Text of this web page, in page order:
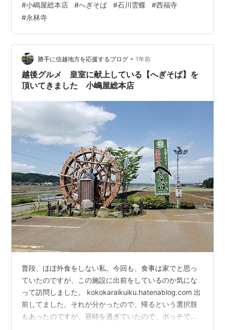
ここが第一の目的である。小嶋屋総本店のそばが大好き
なのだ。つなぎに海藻のフノリをつかい、へぎという板
にもったそばをへぎそばと言うが、ここがへぎそばの元
祖である。 １１時開店だが人気店なので１０時３５分に
やってきた。順番は５番目である。開店するとすぐに席
に案内された。 季節のメニュー。 私は定番…
#小嶋屋総本店 #へぎそば #石川雲蝶 #西福寺
#永林寺
勝手に信越地方を応援するブログ • 1年前
越後グルメ 皇室に献上している【へぎそば】を
頂いてきました 小嶋屋総本店
普段、ほぼ外食をしない私。今回も、食事は家でと思っ
ていたのですが、この施設に出前をしているのか気にな
って訪問しました。 kokokaraikuiku.hatenablog.com 出
前してました。それが分かったので、帰るという選択肢
もあったのですが、昼時を過ぎていたので、ボッチでも